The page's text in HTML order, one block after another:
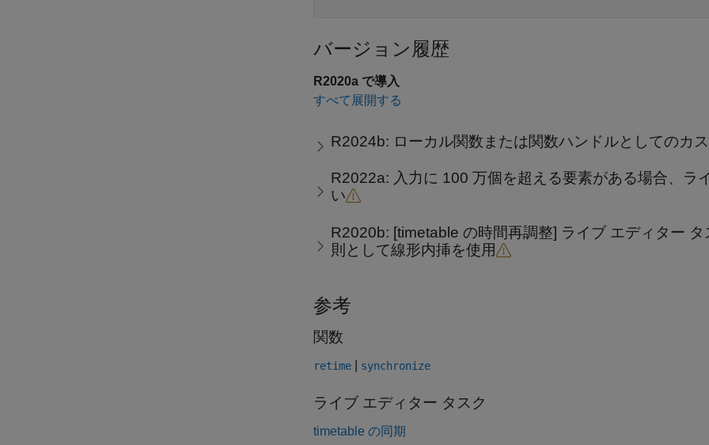
バージョン履歴
R2020a で導入
すべて展開する
R2024b: ローカル関数または関数ハンドルとしてのカ
R2022a: 入力に 100 万個を超える要素がある場合、ラ
い
R2020b: [timetable の時間再調整] ライブ エディター
則として線形内挿を使用
参考
関数
retime synchronize
ライブ エディター タスク
timetable の同期